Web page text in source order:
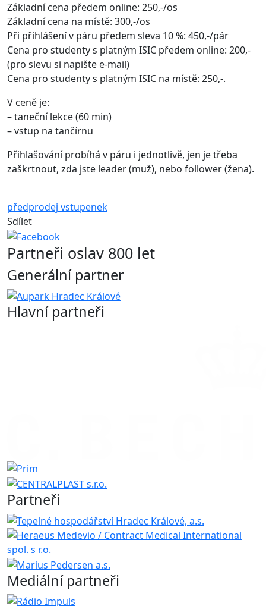
Základní cena předem online: 250,-/os
Základní cena na místě: 300,-/os
Při přihlášení v páru předem sleva 10 %: 450,-/pár
Cena pro studenty s platným ISIC předem online: 200,-
(pro slevu si napište e-mail)
Cena pro studenty s platným ISIC na místě: 250,-.
V ceně je:
– taneční lekce (60 min)
– vstup na tančírnu
Přihlašování probíhá v páru i jednotlivě, jen je třeba
zaškrtnout, zda jste leader (muž), nebo follower (žena).
předprodej vstupenek
Sdílet
Partneři oslav 800 let
Generální partner
Hlavní partneři
Partneři
Mediální partneři